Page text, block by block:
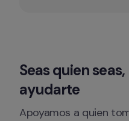
Seas quien
ayudarte
Apoyamos a quien